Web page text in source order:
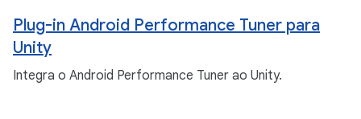
Plug-in Android Performance Tuner para
Unity
Integra o Android Performance Tuner ao Unity.